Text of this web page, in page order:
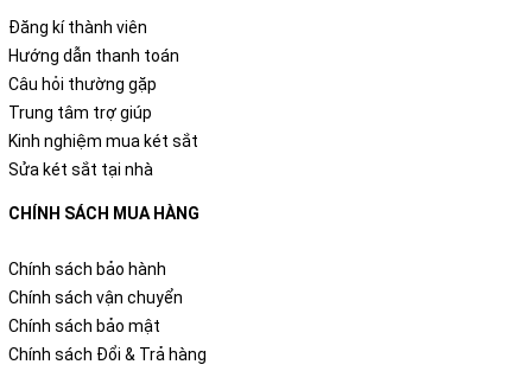
Đăng kí thành viên
Hướng dẫn thanh toán
Câu hỏi thường gặp
Trung tâm trợ giúp
Kinh nghiệm mua két sắt
Sửa két sắt tại nhà
CHÍNH SÁCH MUA HÀNG
Chính sách bảo hành
Chính sách vận chuyển
Chính sách bảo mật
Chính sách Đổi & Trả hàng